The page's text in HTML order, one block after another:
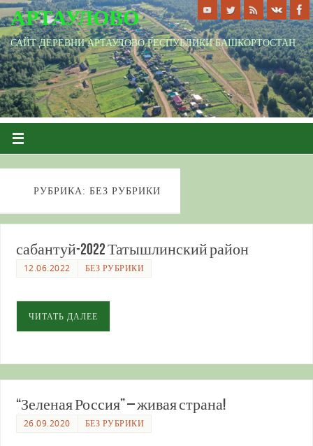
АРТАУЛОВО
САЙТ ДЕРЕВНИ АРТАУЛОВО РЕСПУБЛИКИ БАШКОРТОСТАН
РУБРИКА: БЕЗ РУБРИКИ
сабантуй-2022 Татышлинский район
12.06.2022 БЕЗ РУБРИКИ
ЧИТАТЬ ДАЛЕЕ
“Зеленая Россия” – живая страна!
26.09.2020 БЕЗ РУБРИКИ